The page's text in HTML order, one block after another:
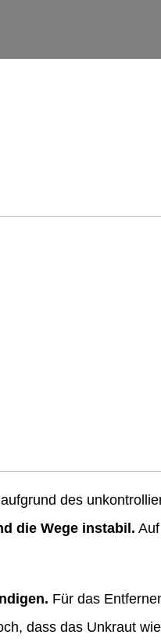
des
die Wege instabil.
Für das
dass das Unkraut